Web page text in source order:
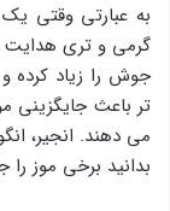
به عبارتی وقتی
گرمی و تری هدایت
جوش را زياد کرده
تر باعث جایگزینی
می دهند. انجير،
بدانید برخی موز